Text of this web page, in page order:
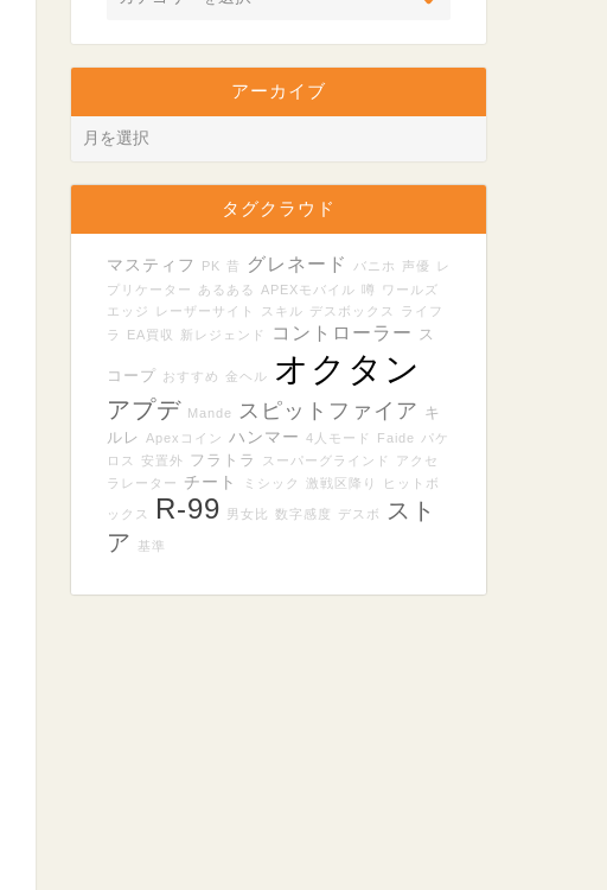
アーカイブ
タグクラウド
マスティフ PK 昔 グレネード バニホ 声優
レ
プリケーター
あるある APEXモバイル 噂
ワールズ
エッジ
レーザーサイト スキル デスボックス
ライフ
ラ
EA買収 新レジェンド コントローラー ス
コープ おすすめ 金ヘル オクタン
アプデ Mande スピットファイア キ
ルレ
Apexコイン ハンマー 4人モード Faide
パケ
ロス
安置外 フラトラ スーパーグラインド
アクセ
ラレーター
チート ミシック 激戦区降り ヒットボ
ックス R-99 男女比 数字感度 デスボ
スト
ア
基準